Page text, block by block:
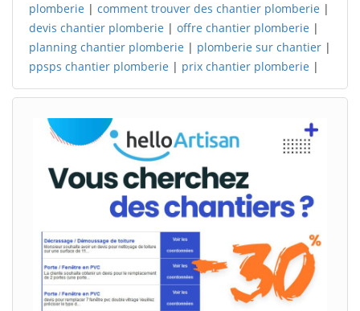
plomberie | comment trouver des chantier plomberie |
devis chantier plomberie | offre chantier plomberie |
planning chantier plomberie | plomberie sur chantier |
ppsps chantier plomberie | prix chantier plomberie |